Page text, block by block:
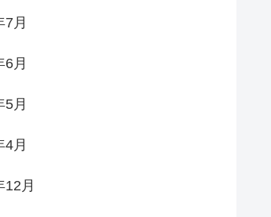
7月
6月
5月
4月
12月